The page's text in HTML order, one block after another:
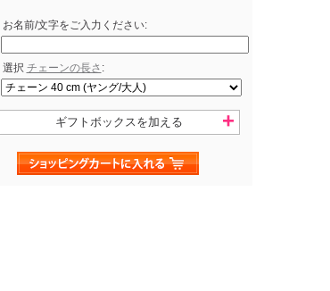
お名前/文字をご入力ください:
選択 チェーンの長さ :
ギフトボックスを加える